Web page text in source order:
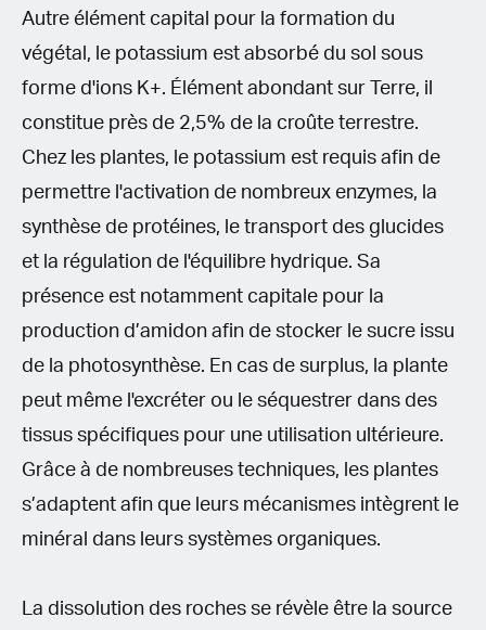
Autre élément capital pour la formation du
végétal, le potassium est absorbé du sol sous
forme d'ions K+. Élément abondant sur Terre, il
constitue près de 2,5% de la croûte terrestre.
Chez les plantes, le potassium est requis afin de
permettre l'activation de nombreux enzymes, la
synthèse de protéines, le transport des glucides
et la régulation de l'équilibre hydrique. Sa
présence est notamment capitale pour la
production d’amidon afin de stocker le sucre issu
de la photosynthèse. En cas de surplus, la plante
peut même l'excréter ou le séquestrer dans des
tissus spécifiques pour une utilisation ultérieure.
Grâce à de nombreuses techniques, les plantes
s’adaptent afin que leurs mécanismes intègrent le
minéral dans leurs systèmes organiques.
La dissolution des roches se révèle être la source